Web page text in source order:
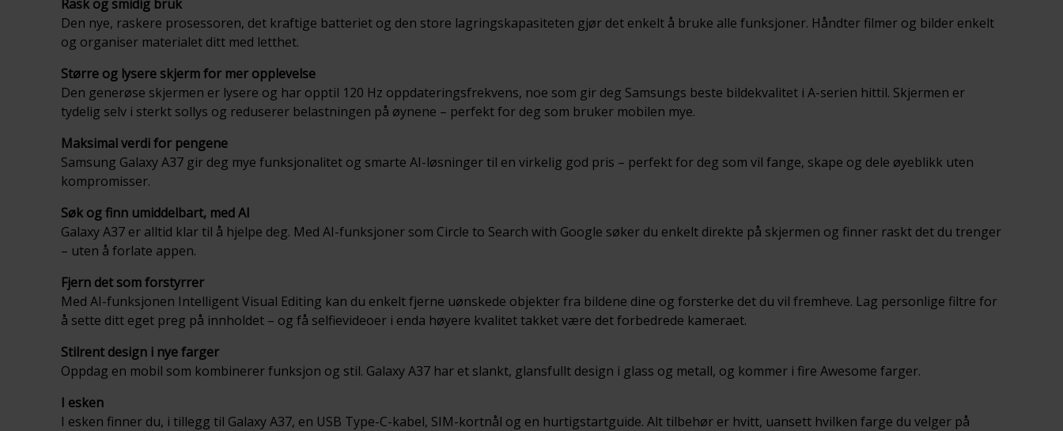
Rask og smidig bruk
Den nye, raskere prosessoren, det kraftige batteriet og den store lagringskapasiteten gjør det enkelt å bruke alle funksjoner. Håndter filmer og bilder enkelt
og organiser materialet ditt med letthet.
Større og lysere skjerm for mer opplevelse
Den generøse skjermen er lysere og har opptil 120 Hz oppdateringsfrekvens, noe som gir deg Samsungs beste bildekvalitet i A-serien hittil. Skjermen er
tydelig selv i sterkt sollys og reduserer belastningen på øynene – perfekt for deg som bruker mobilen mye.
Maksimal verdi for pengene
Samsung Galaxy A37 gir deg mye funksjonalitet og smarte AI-løsninger til en virkelig god pris – perfekt for deg som vil fange, skape og dele øyeblikk uten
kompromisser.
Søk og finn umiddelbart, med AI
Galaxy A37 er alltid klar til å hjelpe deg. Med AI-funksjoner som Circle to Search with Google søker du enkelt direkte på skjermen og finner raskt det du trenger
– uten å forlate appen.
Fjern det som forstyrrer
Med AI-funksjonen Intelligent Visual Editing kan du enkelt fjerne uønskede objekter fra bildene dine og forsterke det du vil fremheve. Lag personlige filtre for
å sette ditt eget preg på innholdet – og få selfievideoer i enda høyere kvalitet takket være det forbedrede kameraet.
Stilrent design i nye farger
Oppdag en mobil som kombinerer funksjon og stil. Galaxy A37 har et slankt, glansfullt design i glass og metall, og kommer i fire Awesome farger.
I esken
I esken finner du, i tillegg til Galaxy A37, en USB Type-C-kabel, SIM-kortnål og en hurtigstartguide. Alt tilbehør er hvitt, uansett hvilken farge du velger på